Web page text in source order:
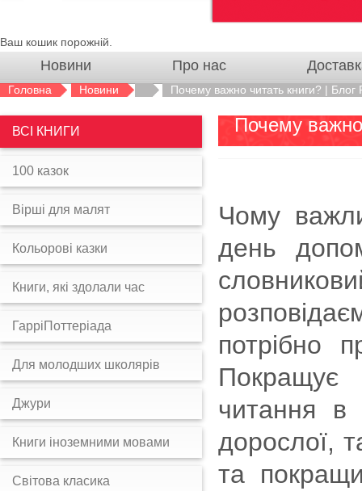
Ваш кошик порожній.
Новини Про нас
Головна Новини Почему важно читать книги? | Блог
Почему
Чому
день
потрібно
Покращує
читання в
дорослої,
та
ВСІ КНИГИ
100 казок
Вірші для малят
Кольорові казки
Книги, які здолали час
ГарріПоттеріада
Для молодших школярів
Джури
Книги іноземними мовами
Світова класика